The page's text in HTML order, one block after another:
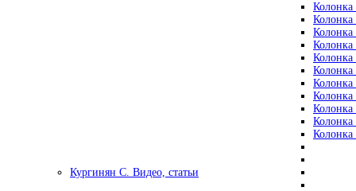
Колонка
Колонка
Колонка
Колонка
Колонка
Колонка
Колонка
Колонка
Колонка
Колонка
Колонка
Кургинян С. Видео, статьи